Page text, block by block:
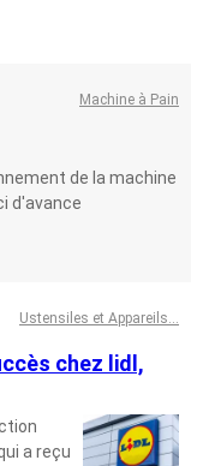
Machine à Pain
de la machine
d'avance
Ustensiles et Appareils...
chez lidl,
a reçu